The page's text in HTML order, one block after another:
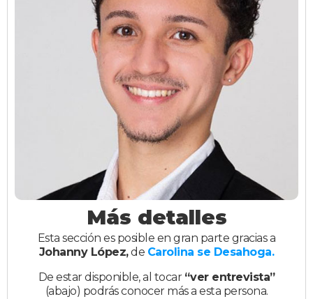
Más detalles
Esta sección es posible en gran parte gracias a
Johanny López,de Carolina se Desahoga.
De estar disponible, al tocar “ver entrevista”
(abajo) podrás conocer más a esta persona.